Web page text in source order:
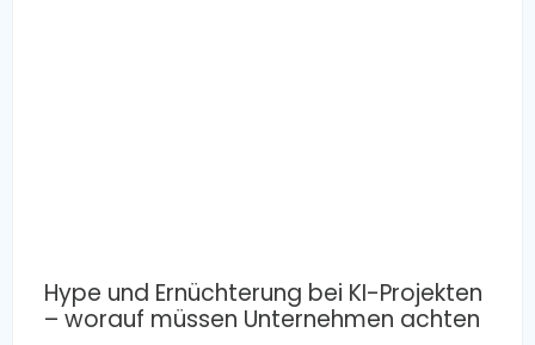
Hype und Ernüchterung bei KI-Projekten
– worauf müssen Unternehmen achten